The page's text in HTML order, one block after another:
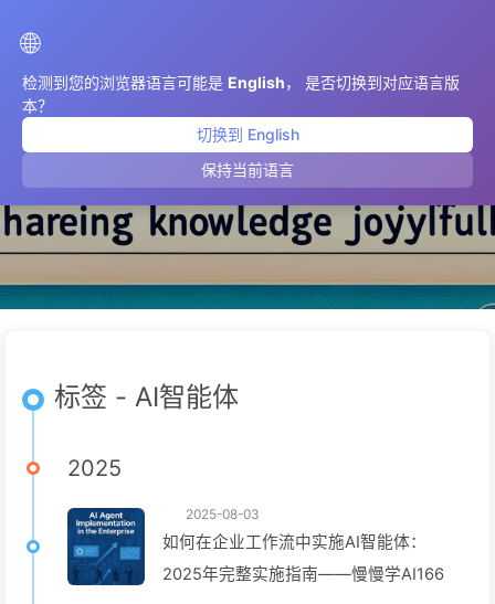
🌐
检测到您的浏览器语言可能是 English， 是否切换到对应语言版
本？
切换到 English
保持当前语言
AI智能体
标签 - AI智能体
2025
2025-08-03
如何在企业工作流中实施AI智能体：
2025年完整实施指南——慢慢学AI166